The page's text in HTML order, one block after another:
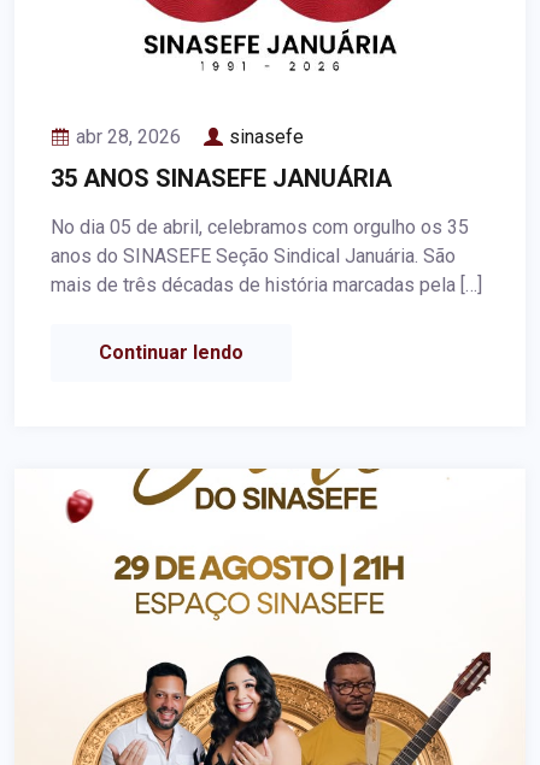
abr 28, 2026 sinasefe
35 ANOS SINASEFE JANUÁRIA
No dia 05 de abril, celebramos com orgulho os 35
anos do SINASEFE Seção Sindical Januária. São
mais de três décadas de história marcadas pela […]
Continuar lendo